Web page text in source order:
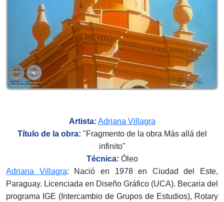
Artista: Adriana Villagra
Título de la obra: "Fragmento de la obra Más allá del
infinito"
Técnica: Óleo
Adriana Villagra: Nació en 1978 en Ciudad del Este,
Paraguay. Licenciada en Diseño Gráfico (UCA). Becaria del
programa IGE (Intercambio de Grupos de Estudios), Rotary